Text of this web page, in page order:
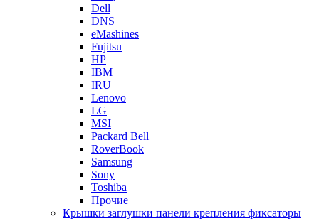
Dell
DNS
eMashines
Fujitsu
HP
IBM
IRU
Lenovo
LG
MSI
Packard Bell
RoverBook
Samsung
Sony
Toshiba
Прочие
Крышки заглушки панели крепления фиксаторы